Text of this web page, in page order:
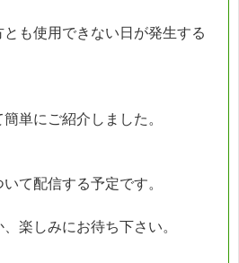
も使用できない日が発生する
単にご紹介しました。
て配信する予定です。
楽しみにお待ち下さい。